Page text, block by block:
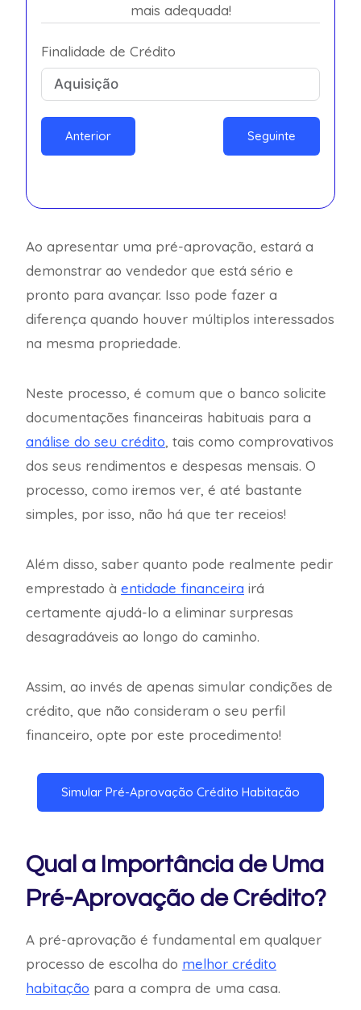
mais adequada!
Finalidade de Crédito
Anterior Seguinte
Ao apresentar uma pré-aprovação, estará a
demonstrar ao vendedor que está sério e
pronto para avançar. Isso pode fazer a
diferença quando houver múltiplos interessados
na mesma propriedade.
Neste processo, é comum que o banco solicite
documentações financeiras habituais para a
análise do seu crédito, tais como comprovativos
dos seus rendimentos e despesas mensais. O
processo, como iremos ver, é até bastante
simples, por isso, não há que ter receios!
Além disso, saber quanto pode realmente pedir
emprestado à entidade financeira irá
certamente ajudá-lo a eliminar surpresas
desagradáveis ao longo do caminho.
Assim, ao invés de apenas simular condições de
crédito, que não consideram o seu perfil
financeiro, opte por este procedimento!
Simular Pré-Aprovação Crédito Habitação
Qual a Importância de Uma
Pré-Aprovação de Crédito?
A pré-aprovação é fundamental em qualquer
processo de escolha do melhor crédito
habitação para a compra de uma casa.